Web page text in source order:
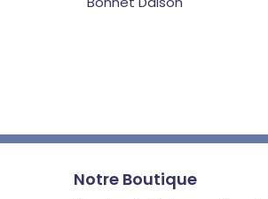
Notre Boutique